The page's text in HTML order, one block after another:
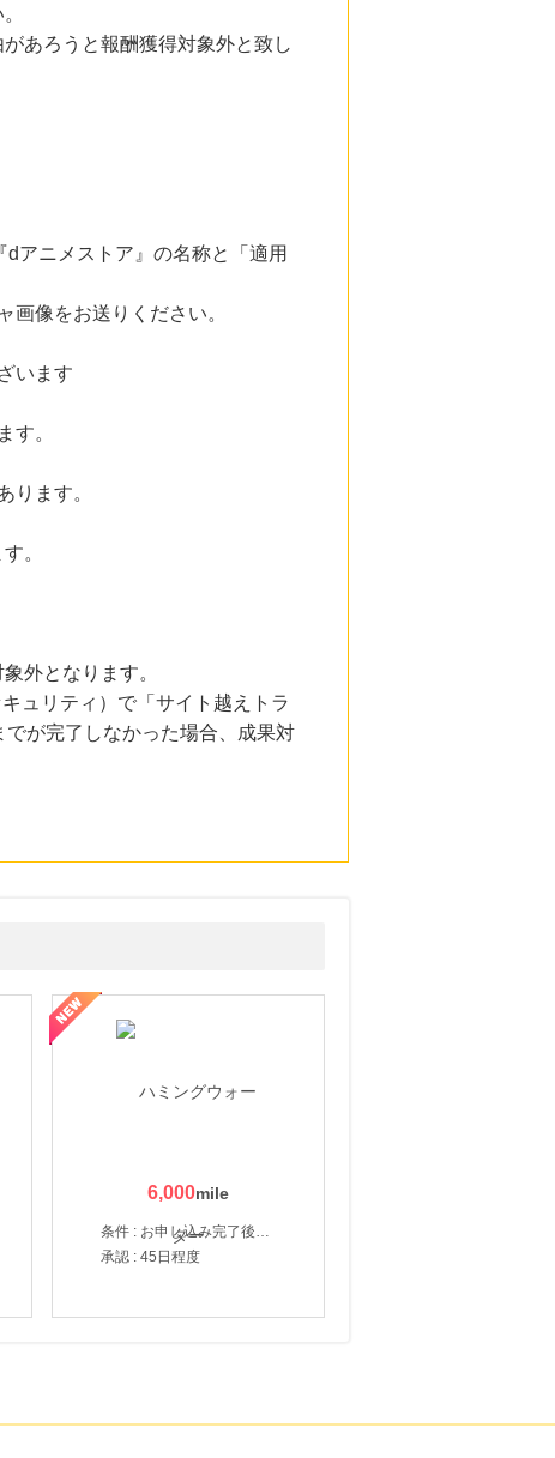
あろうと報酬獲得対象外と致し
アニメストア』の名称と「適用
像をお送りください。
います
す。
ります。
。
外となります。
ュリティ）で「サイト越えトラ
が完了しなかった場合、成果対
6,000
条件 : お申し込み完了後、決済登録完了と1ヶ月以内のサーバー初回設置。
承認 : 45日程度